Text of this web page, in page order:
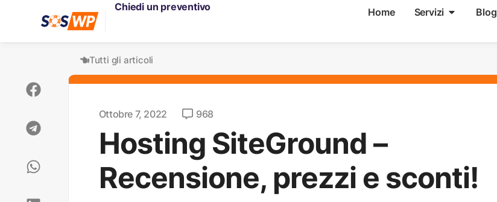
Home Servizi Blog
Chiedi un preventivo
Tutti gli articoli
Ottobre 7, 2022 968
Hosting SiteGround –
Recensione, prezzi e sconti!